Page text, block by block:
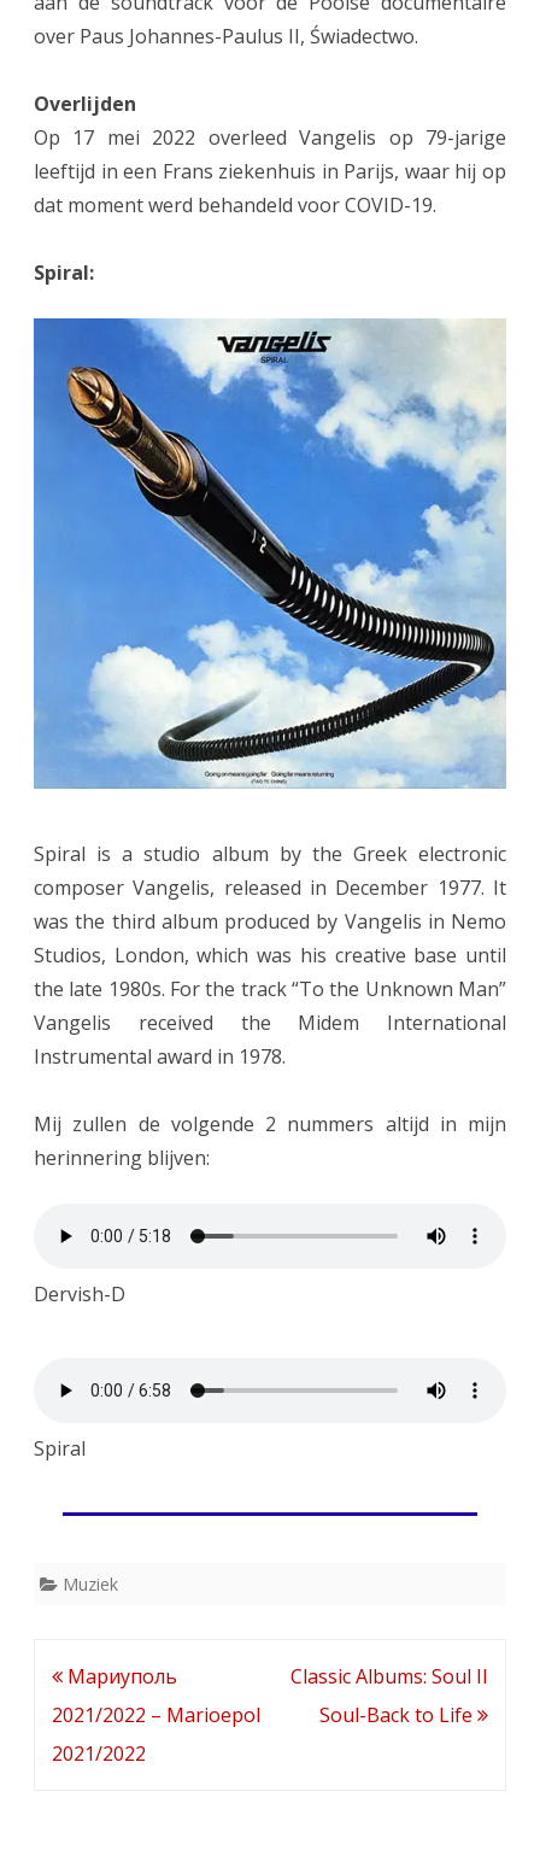
over Paus Johannes-Paulus II, Świadectwo.
Overlijden
Op 17 mei 2022 overleed Vangelis op 79-jarige
leeftijd in een Frans ziekenhuis in Parijs, waar hij op
dat moment werd behandeld voor COVID-19.
Spiral:
Spiral is a studio album by the Greek electronic
composer Vangelis, released in December 1977. It
was the third album produced by Vangelis in Nemo
Studios, London, which was his creative base until
the late 1980s. For the track “To the Unknown Man”
Vangelis received the Midem International
Instrumental award in 1978.
Mij zullen de volgende 2 nummers altijd in mijn
herinnering blijven:
Dervish-D
Spiral
Muziek
Bericht
navigatie
Мариуполь
2021/2022 – Marioepol
2021/2022
Classic Albums: Soul II
Soul-Back to Life